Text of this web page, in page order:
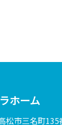
ホーム
松市三名町135